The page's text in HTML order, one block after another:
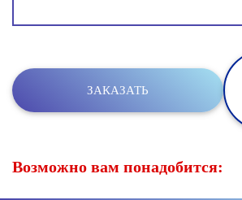
Возможно вам понадобится: